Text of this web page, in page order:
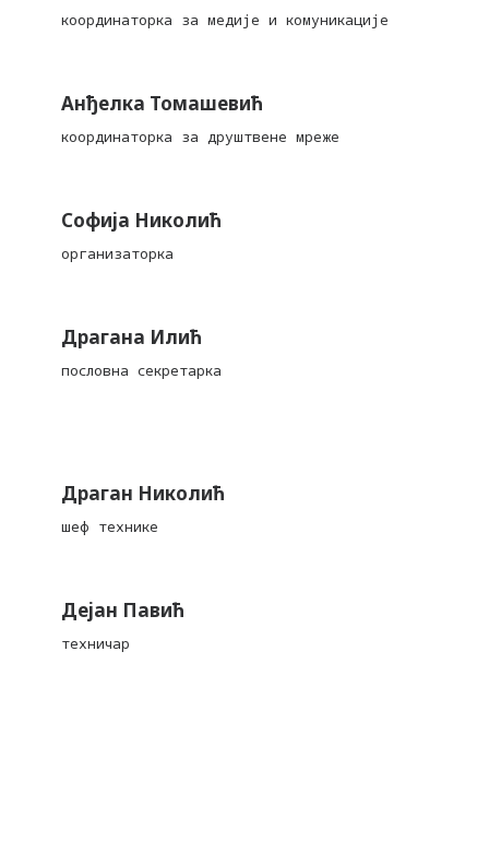
координаторка за медије и комуникације
Анђелка Томашевић
координаторка за друштвене мреже
Софија Николић
организаторка
Драгана Илић
пословна секретарка
Драган Николић
шеф технике
Дејан Павић
техничар